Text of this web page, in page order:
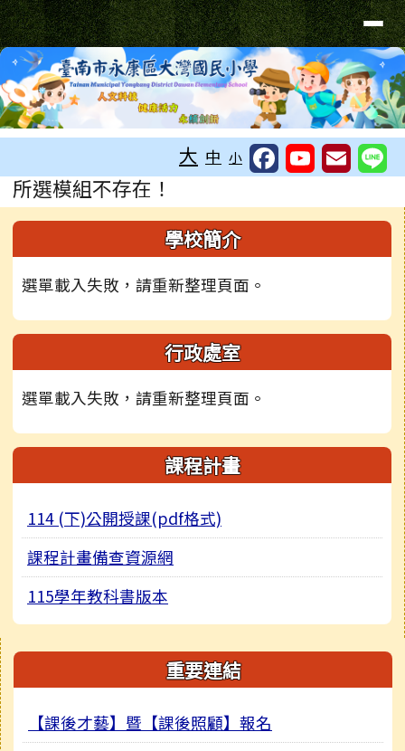
跳至主內容區
台南市大灣國小無障礙網站
導覽列
大 中 小
主內容區域
所選模組不存在！
左邊區域內容 學校簡介
選單載入失敗，請重新整理頁面。
行政處室
選單載入失敗，請重新整理頁面。
課程計畫
114 (下)公開授課(pdf格式)
課程計畫備查資源網
115學年教科書版本
右邊區域內容 重要連結
【課後才藝】暨【課後照顧】報名
頁尾區域